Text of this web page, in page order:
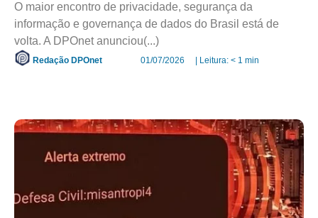
O maior encontro de privacidade, segurança da
informação e governança de dados do Brasil está de
volta. A DPOnet anunciou(...)
Redação DPOnet 01/07/2026 | Leitura: < 1 min